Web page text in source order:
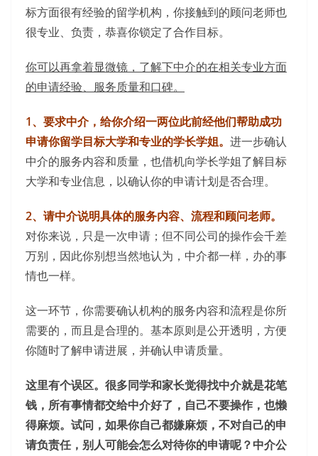
标方面很有经验的留学机构，你接触到的顾问老师也
很专业、负责，恭喜你锁定了合作目标。
你可以再拿着显微镜，了解下中介的在相关专业方面
的申请经验、服务质量和口碑。
1、要求中介，给你介绍一两位此前经他们帮助成功
申请你留学目标大学和专业的学长学姐。 进一步确认
中介的服务内容和质量，也借机向学长学姐了解目标
大学和专业信息，以确认你的申请计划是否合理。
2、请中介说明具体的服务内容、流程和顾问老师。
对你来说，只是一次申请；但不同公司的操作会千差
万别，因此你别想当然地认为，中介都一样，办的事
情也一样。
这一环节，你需要确认机构的服务内容和流程是你所
需要的，而且是合理的。基本原则是公开透明，方便
你随时了解申请进展，并确认申请质量。
这里有个误区。很多同学和家长觉得找中介就是花笔
钱，所有事情都交给中介好了，自己不要操作，也懒
得麻烦。试问，如果你自己都嫌麻烦，不对自己的申
请负责任，别人可能会怎么对待你的申请呢？中介公